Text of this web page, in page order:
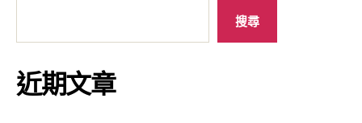
搜尋
近期文章